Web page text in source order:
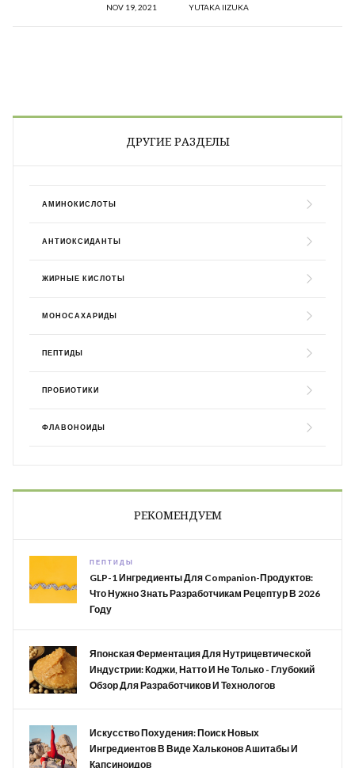
NOV 19, 2021 YUTAKA IIZUKA
ДРУГИЕ РАЗДЕЛЫ
АМИНОКИСЛОТЫ
АНТИОКСИДАНТЫ
ЖИРНЫЕ КИСЛОТЫ
МОНОСАХАРИДЫ
ПЕПТИДЫ
ПРОБИОТИКИ
ФЛАВОНОИДЫ
РЕКОМЕНДУЕМ
ПЕПТИДЫ
GLP-1 Ингредиенты Для Companion-Продуктов:
Что Нужно Знать Разработчикам Рецептур В 2026
Году
Японская Ферментация Для Нутрицевтической
Индустрии: Коджи, Натто И Не Только - Глубокий
Обзор Для Разработчиков И Технологов
Искусство Похудения: Поиск Новых
Ингредиентов В Виде Хальконов Ашитабы И
Капсиноидов